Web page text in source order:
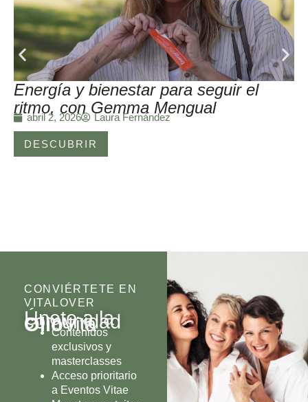
Energía y bienestar para seguir el
ritmo, con Gemma Mengual
abril 2, 2026 Laura Fernández
DESCUBRIR
CONVIÉRTETE EN
VITALOVER
Únete a la
comunidad
OlioVita
Contenidos
exclusivos y
masterclasses
Acceso prioritario
a Eventos Vitae